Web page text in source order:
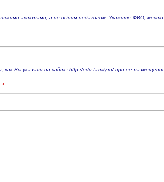
авторами, а не одним педагогом. Укажите ФИО,
Вы указали на сайте http://edu-family.ru/ при ее
*